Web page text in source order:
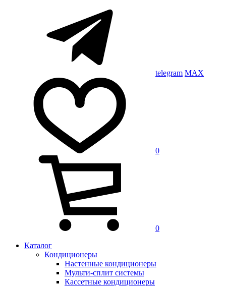
telegram MAX
0
0
Каталог
Кондиционеры
Настенные кондиционеры
Мульти-сплит системы
Кассетные кондиционеры